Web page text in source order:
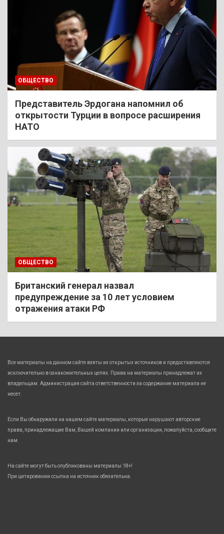
ОБЩЕСТВО
Представитель Эрдогана напомнил об
открытости Турции в вопросе расширения
НАТО
ОБЩЕСТВО
Британский генерал назвал
предупреждение за 10 лет условием
отражения атаки РФ
Все материалы на данном сайте взяты из открытых источников и предоставляются
исключительно в ознакомительных целях. Права на материалы принадлежат их
владельцам. Администрация сайта ответственности за содержание материала не
несет.
Если Вы обнаружили на нашем сайте материалы, которые нарушают авторские
права, принадлежащие Вам, Вашей компании или организации, пожалуйста, сообщите
нам.
На сайте могут быть опубликованы материалы 18+!
При цитировании ссылка на источник обязательна.